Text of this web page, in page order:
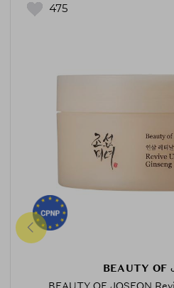
475
BEAUTY OF